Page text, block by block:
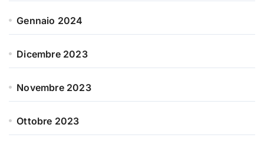
Gennaio 2024
Dicembre 2023
Novembre 2023
Ottobre 2023